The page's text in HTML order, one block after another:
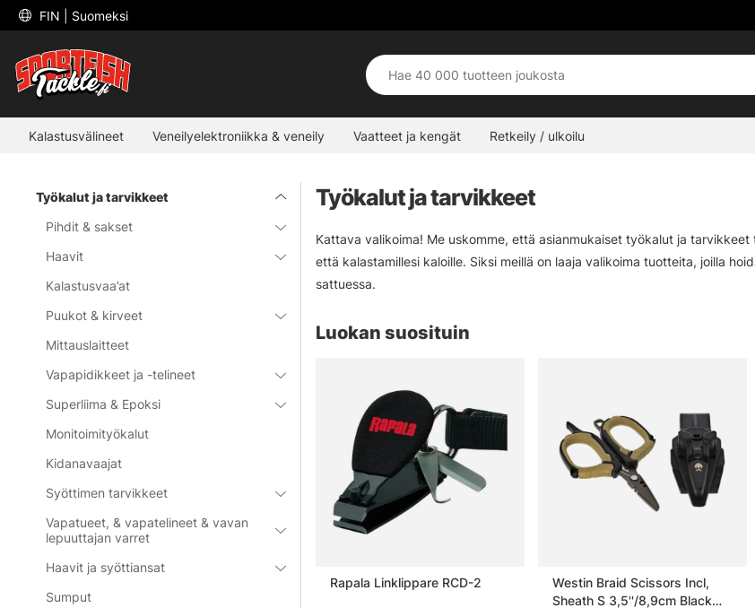
FIN | Suomeksi
Kalastusvälineet Veneilyelektroniikka & veneily Vaatteet ja kengät Retkeily / ulkoilu
Työkalut ja tarvikkeet
Pihdit & sakset
Haavit
Kalastusvaa’at
Puukot & kirveet
Mittauslaitteet
Vapapidikkeet ja -telineet
Superliima & Epoksi
Monitoimityökalut
Kidanavaajat
Syöttimen tarvikkeet
Vapatueet, & vapatelineet & vavan
lepuuttajan varret
Haavit ja syöttiansat
Sumput
Työkalut ja tarvikkeet
Kattava valikoima! Me uskomme, että asianmukaiset työkalut ja
että kalastamillesi kaloille. Siksi meillä on laaja valikoima tuotteita, joilla
sattuessa.
Luokan suosituin
Rapala Linklippare RCD-2
Westin Braid Scissors Incl,
Sheath S 3,5''/8,9cm Black